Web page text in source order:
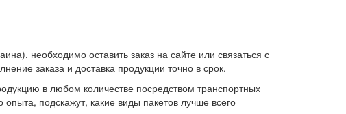
необходимо оставить заказ на сайте или связаться с
заказа и доставка продукции точно в срок.
в любом количестве посредством транспортных
подскажут, какие виды пакетов лучше всего